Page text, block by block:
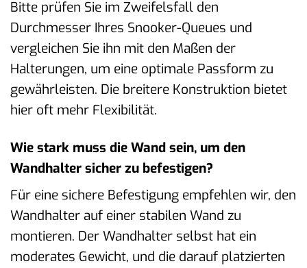
Bitte prüfen Sie im Zweifelsfall den
Durchmesser Ihres Snooker-Queues und
vergleichen Sie ihn mit den Maßen der
Halterungen, um eine optimale Passform zu
gewährleisten. Die breitere Konstruktion bietet
hier oft mehr Flexibilität.
Wie stark muss die Wand sein, um den
Wandhalter sicher zu befestigen?
Für eine sichere Befestigung empfehlen wir, den
Wandhalter auf einer stabilen Wand zu
montieren. Der Wandhalter selbst hat ein
moderates Gewicht, und die darauf platzierten